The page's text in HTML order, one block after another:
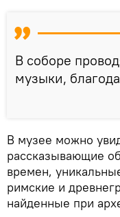
В соборе
музыки,
В музее можно
рассказывающие
времен,
римские и
найденные при